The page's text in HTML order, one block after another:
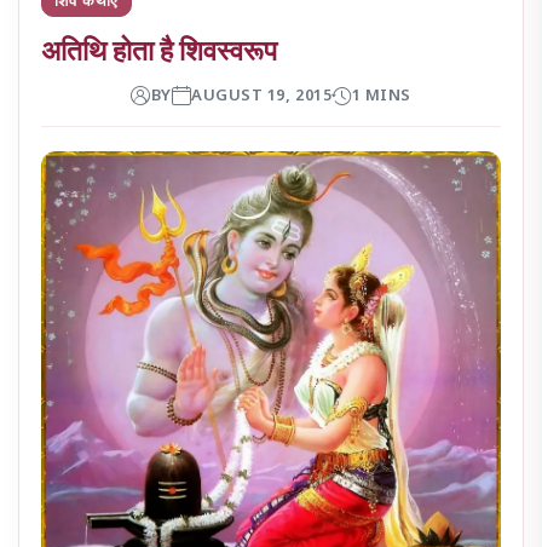
अतिथि होता है शिवस्वरूप
BY AUGUST 19, 2015 1 MINS